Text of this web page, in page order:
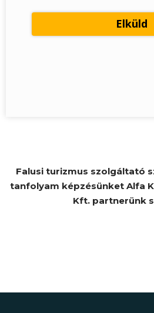
Falusi turizmus szolgáltató
tanfolyam képzésünket Alfa
Kft. partnerünk